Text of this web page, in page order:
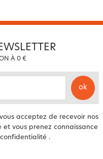
À 0 €
ok
acceptez de recevoir nos
vous prenez connaissance
.